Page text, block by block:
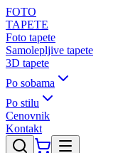
FOTO
TAPETE
Foto tapete
Samolepljive tapete
3D tapete
Po sobama
Po stilu
Cenovnik
Kontakt